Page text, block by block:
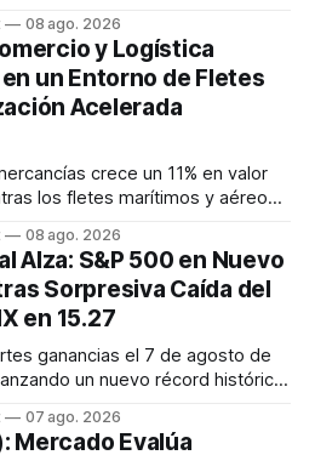
rendimientos del Tesoro de
empleo más débil. El petróleo se
08 ago. 2026
y Logística
un Entorno de Fletes
Acelerada
crece un 11% en valor
los fletes marítimos y aéreos
congestión. La financiación del
un 90% del crédito, se digitaliza
08 ago. 2026
Alza: S&P 500 en Nuevo
Sorpresiva Caída del
en 15.27
ganancias el 7 de agosto de
un nuevo récord histórico
escaló 1.3% a 26,690.62.
07 ago. 2026
Mercado Evalúa